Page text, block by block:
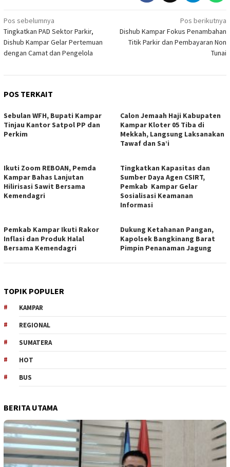
Navigasi
pos
Pos sebelumnya
Tingkatkan PAD Sektor Parkir,
Dishub Kampar Gelar Pertemuan
dengan Camat dan Pengelola
Pos berikutnya
Dishub Kampar Fokus Penambahan
Titik Parkir dan Pembayaran Non
Tunai
POS TERKAIT
Sebulan WFH, Bupati Kampar
Tinjau Kantor Satpol PP dan
Perkim
Calon Jemaah Haji Kabupaten
Kampar Kloter 05 Tiba di
Mekkah, Langsung Laksanakan
Tawaf dan Sa’i
Ikuti Zoom REBOAN, Pemda
Kampar Bahas Lanjutan
Hilirisasi Sawit Bersama
Kemendagri
Tingkatkan Kapasitas dan
Sumber Daya Agen CSIRT,
Pemkab Kampar Gelar
Sosialisasi Keamanan
Informasi
Pemkab Kampar Ikuti Rakor
Inflasi dan Produk Halal
Bersama Kemendagri
Dukung Ketahanan Pangan,
Kapolsek Bangkinang Barat
Pimpin Penanaman Jagung
TOPIK POPULER
KAMPAR
REGIONAL
SUMATERA
HOT
BUS
BERITA UTAMA